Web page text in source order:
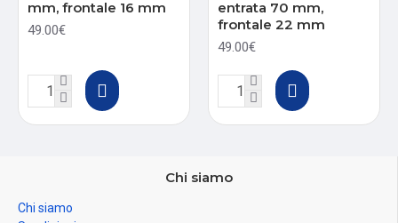
mm, frontale 16 mm
49.00€
entrata 70 mm,
frontale 22 mm
49.00€
Chi siamo
Chi siamo